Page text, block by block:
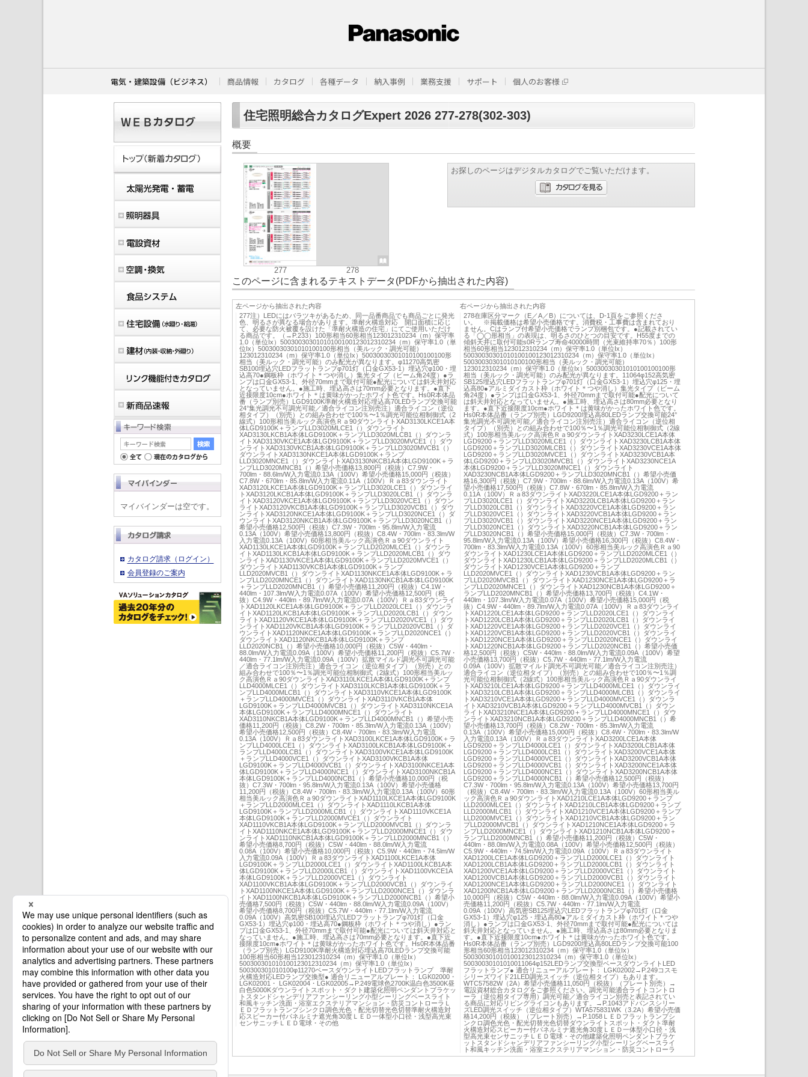
電気・建築設備（ビジネス） 商品情報 カタログ 各種データ 納入事例 業務支援 サポート 個人のお客様
住宅照明総合カタログExpert 2026 277-278(302-303)
概要
277 278
お探しのページはデジタルカタログでご覧いただけます。
このページに含まれるテキストデータ(PDFから抽出された内容)
左ページから抽出された内容
277注）LEDにはバラツキがあるため、同一品番商品でも商品ごとに発光
色、明るさが異なる場合があります。準耐火構造対応 開口面積に応じ
て、必要な防火被覆を設けた「準耐火構造の住宅」にてご使用いただけ
る商品です。（→P.233）100形相当60形相当123012310234（m）保守率
1.0（単位Ix）50030030301010100100123012310234（m）保守率1.0（単
位Ix）50030030301010100100形相当（美ルック・調光可能）
123012310234（m）保守率1.0（単位Ix）50030030301010100100100形
相当（美ルック・調光可能）のみ配光が異なります。φ11270高気密
SB100埋込穴LEDフラットランプφ701灯（口金GX53-1）埋込穴φ100・埋
込高70●鋼板枠（ホワイト＊つや消し）集光タイプ（ビーム角24度）●ラ
ンプは口金GX53-1、外径70mmまで取付可能●配光については斜天井対応
となっていません。●施工時、埋込高さは70mm必要となります。●直下
近接限度10cm●ホワイト＊は黄味がかったホワイト色です。Hs0R本体品
番（ランプ別売）LGD9100K準耐火構造対応埋込高70LEDランプ交換可能
24°集光調光不可調光可能／適合ライコン注別売注）適合ライコン（逆位
相タイプ）（別売）との組み合わせで100％〜1％調光可能位相制御式（2
線式）100形相当美ルック高演色Ｒａ90ダウンライトXAD3130LKCE1A本
体LGD9100K＋ランプLLD3020MLCE1（）ダウンライト
XAD3130LKCB1A本体LGD9100K＋ランプLLD3020MLCB1（）ダウンラ
イトXAD3130VKCE1A本体LGD9100K＋ランプLLD3020MVCE1（）ダウ
ンライトXAD3130VKCB1A本体LGD9100K＋ランプLLD3020MVCB1（）
ダウンライトXAD3130NKCE1A本体LGD9100K＋ランプ
LLD3020MNCE1（）ダウンライトXAD3130NKCB1A本体LGD9100K＋ラ
ンプLLD3020MNCB1（）希望小売価格13,800円（税抜）C7.9W・
700lm・88.6lm/W入力電流0.13A（100V）希望小売価格15,000円（税抜）
C7.8W・670lm・85.8lm/W入力電流0.11A（100V）Ｒａ83ダウンライト
XAD3120LKCE1A本体LGD9100K＋ランプLLD3020LCE1（）ダウンライ
トXAD3120LKCB1A本体LGD9100K＋ランプLLD3020LCB1（）ダウンラ
イトXAD3120VKCE1A本体LGD9100K＋ランプLLD3020VCE1（）ダウン
ライトXAD3120VKCB1A本体LGD9100K＋ランプLLD3020VCB1（）ダウ
ンライトXAD3120NKCE1A本体LGD9100K＋ランプLLD3020NCE1（）ダ
ウンライトXAD3120NKCB1A本体LGD9100K＋ランプLLD3020NCB1（）
希望小売価格12,500円（税抜）C7.3W・700lm・95.8lm/W入力電流
0.13A（100V）希望小売価格13,800円（税抜）C8.4W・700lm・83.3lm/W
入力電流0.13A（100V）60形相当美ルック高演色Ｒａ90ダウンライト
XAD1130LKCE1A本体LGD9100K＋ランプLLD2020MLCE1（）ダウンラ
イトXAD1130LKCB1A本体LGD9100K＋ランプLLD2020MLCB1（）ダウ
ンライトXAD1130VKCE1A本体LGD9100K＋ランプLLD2020MVCE1（）
ダウンライトXAD1130VKCB1A本体LGD9100K＋ランプ
LLD2020MVCB1（）ダウンライトXAD1130NKCE1A本体LGD9100K＋ラ
ンプLLD2020MNCE1（）ダウンライトXAD1130NKCB1A本体LGD9100K
＋ランプLLD2020MNCB1（）希望小売価格11,200円（税抜）C4.1W・
440lm・107.3lm/W入力電流0.07A（100V）希望小売価格12,500円（税
抜）C4.9W・440lm・89.7lm/W入力電流0.07A（100V）Ｒａ83ダウンライ
トXAD1120LKCE1A本体LGD9100K＋ランプLLD2020LCE1（）ダウンラ
イトXAD1120LKCB1A本体LGD9100K＋ランプLLD2020LCB1（）ダウン
ライトXAD1120VKCE1A本体LGD9100K＋ランプLLD2020VCE1（）ダウ
ンライトXAD1120VKCB1A本体LGD9100K＋ランプLLD2020VCB1（）ダ
ウンライトXAD1120NKCE1A本体LGD9100K＋ランプLLD2020NCE1（）
ダウンライトXAD1120NKCB1A本体LGD9100K＋ランプ
LLD2020NCB1（）希望小売価格10,000円（税抜）C5W・440lm・
88.0lm/W入力電流0.09A（100V）希望小売価格11,200円（税抜）C5.7W・
440lm・77.1lm/W入力電流0.09A（100V）拡散マイルド調光不可調光可能
／適合ライコン注別売注）適合ライコン（逆位相タイプ）（別売）との
組み合わせで100％〜1％調光可能位相制御式（2線式）100形相当美ルッ
ク高演色Ｒａ90ダウンライトXAD3110LKCE1A本体LGD9100K＋ランプ
LLD4000MLCE1（）ダウンライトXAD3110LKCB1A本体LGD9100K＋ラ
ンプLLD4000MLCB1（）ダウンライトXAD3110VKCE1A本体LGD9100K
＋ランプLLD4000MVCE1（）ダウンライトXAD3110VKCB1A本体
LGD9100K＋ランプLLD4000MVCB1（）ダウンライトXAD3110NKCE1A
本体LGD9100K＋ランプLLD4000MNCE1（）ダウンライト
XAD3110NKCB1A本体LGD9100K＋ランプLLD4000MNCB1（）希望小売
価格11,200円（税抜）C8.2W・700lm・85.3lm/W入力電流0.13A（100V）
希望小売価格12,500円（税抜）C8.4W・700lm・83.3lm/W入力電流
0.13A（100V）Ｒａ83ダウンライトXAD3100LKCE1A本体LGD9100K＋ラ
ンプLLD4000LCE1（）ダウンライトXAD3100LKCB1A本体LGD9100K＋
ランプLLD4000LCB1（）ダウンライトXAD3100VKCE1A本体LGD9100K
＋ランプLLD4000VCE1（）ダウンライトXAD3100VKCB1A本体
LGD9100K＋ランプLLD4000VCB1（）ダウンライトXAD3100NKCE1A本
体LGD9100K＋ランプLLD4000NCE1（）ダウンライトXAD3100NKCB1A
本体LGD9100K＋ランプLLD4000NCB1（）希望小売価格10,000円（税
抜）C7.3W・700lm・95.8lm/W入力電流0.13A（100V）希望小売価格
11,200円（税抜）C8.4W・700lm・83.3lm/W入力電流0.13A（100V）60形
相当美ルック高演色Ｒａ90ダウンライトXAD1110LKCE1A本体LGD9100K
＋ランプLLD2000MLCE1（）ダウンライトXAD1110LKCB1A本体
LGD9100K＋ランプLLD2000MLCB1（）ダウンライトXAD1110VKCE1A
本体LGD9100K＋ランプLLD2000MVCE1（）ダウンライト
XAD1110VKCB1A本体LGD9100K＋ランプLLD2000MVCB1（）ダウンラ
イトXAD1110NKCE1A本体LGD9100K＋ランプLLD2000MNCE1（）ダウ
ンライトXAD1110NKCB1A本体LGD9100K＋ランプLLD2000MNCB1（）
希望小売価格8,700円（税抜）C5W・440lm・88.0lm/W入力電流
0.08A（100V）希望小売価格10,000円（税抜）C5.9W・440lm・74.5lm/W
入力電流0.09A（100V）Ｒａ83ダウンライトXAD1100LKCE1A本体
LGD9100K＋ランプLLD2000LCE1（）ダウンライトXAD1100LKCB1A本
体LGD9100K＋ランプLLD2000LCB1（）ダウンライトXAD1100VKCE1A
本体LGD9100K＋ランプLLD2000VCE1（）ダウンライト
XAD1100VKCB1A本体LGD9100K＋ランプLLD2000VCB1（）ダウンライ
トXAD1100NKCE1A本体LGD9100K＋ランプLLD2000NCE1（）ダウンラ
イトXAD1100NKCB1A本体LGD9100K＋ランプLLD2000NCB1（）希望小
売価格7,500円（税抜）C5W・440lm・88.0lm/W入力電流0.09A（100V）
希望小売価格8,700円（税抜）C5.7W・440lm・77.1lm/W入力電流
0.09A（100V）高気密SB100埋込穴LEDフラットランプφ701灯（口金
GX53-1）埋込穴φ100・埋込高70●鋼板枠（ホワイト＊つや消し）●ラン
プは口金GX53-1、外径70mmまで取付可能●配光については斜天井対応と
なっていません。●施工時、埋込高さは70mm必要となります。●直下近
接限度10cm●ホワイト＊は黄味がかったホワイト色です。Hs0R本体品番
（ランプ別売）LGD9100K準耐火構造対応埋込高70LEDランプ交換可能
100形相当60形相当123012310234（m）保守率1.0（単位Ix）
500300301010100123012310234（m）保守率1.0（単位Ix）
500300301010100φ11270ベースダウンライトLEDフラットランプ 準耐
火構造対応LEDランプ交換型● 適合リニューアルプレート： LGK02000・
LGK02001・ LGK02004・LGK02005→P.249電球色2700K温白色3500K昼
白色5000Kダウンライトスポット・ダクト建築化照明ペンダントブラケッ
トスタンドシャンデリアファンシーリング小型シーリングベースライト
和風キッチン洗面・浴室エクステリアマンション・防災コントローラＬ
ＥＤフラットランプシンクロ調色光色・配光切替光色切替準耐火構造対
応スピーカー付パネルミナ遮光角30度ＬＥＤ一体型小口径・浅型高光束
センサニッチＬＥＤ電球・その他
右ページから抽出された内容
278在庫区分マーク（E／A／B）については、D-1頁をご参照くださ
い。 ※掲載価格は希望小売価格です。消費税・工事費は含まれており
ません。Cはランプ付希望小売価格でランプ別梱包です。●記載されてい
る「◯◯形相当」の表現は、明るさのひとつの目安です。H55度までの
傾斜天井に取付可能s0Rランプ寿命40000時間（光束維持率70％）100形
相当60形相当123012310234（m）保守率1.0（単位Ix）
50030030301010100100123012310234（m）保守率1.0（単位Ix）
50030030301010100100形相当（美ルック・調光可能）
123012310234（m）保守率1.0（単位Ix）50030030301010100100100形
相当（美ルック・調光可能）のみ配光が異なります。11064φ152高気密
SB125埋込穴LEDフラットランプφ701灯（口金GX53-1）埋込穴φ125・埋
込高80●アルミダイカスト枠（ホワイト＊つや消し）集光タイプ（ビーム
角24度）●ランプは口金GX53-1、外径70mmまで取付可能●配光について
は斜天井対応となっていません。●施工時、埋込高さは80mm必要となり
ます。●直下近接限度10cm●ホワイト＊は黄味がかったホワイト色です。
Hs0R本体品番（ランプ別売）LGD9200埋込高80LEDランプ交換可能24°
集光調光不可調光可能／適合ライコン注別売注）適合ライコン（逆位相
タイプ）（別売）との組み合わせで100％〜1％調光可能位相制御式（2線
式）100形相当美ルック高演色Ｒａ90ダウンライトXAD3230LCE1A本体
LGD9200＋ランプLLD3020MLCE1（）ダウンライトXAD3230LCB1A本体
LGD9200＋ランプLLD3020MLCB1（）ダウンライトXAD3230VCE1A本体
LGD9200＋ランプLLD3020MVCE1（）ダウンライトXAD3230VCB1A本
体LGD9200＋ランプLLD3020MVCB1（）ダウンライトXAD3230NCE1A
本体LGD9200＋ランプLLD3020MNCE1（）ダウンライト
XAD3230NCB1A本体LGD9200＋ランプLLD3020MNCB1（）希望小売価
格16,300円（税抜）C7.9W・700lm・88.6lm/W入力電流0.13A（100V）希
望小売価格17,500円（税抜）C7.8W・670lm・85.8lm/W入力電流
0.11A（100V）Ｒａ83ダウンライトXAD3220LCE1A本体LGD9200＋ラン
プLLD3020LCE1（）ダウンライトXAD3220LCB1A本体LGD9200＋ラン
プLLD3020LCB1（）ダウンライトXAD3220VCE1A本体LGD9200＋ラン
プLLD3020VCE1（）ダウンライトXAD3220VCB1A本体LGD9200＋ラン
プLLD3020VCB1（）ダウンライトXAD3220NCE1A本体LGD9200＋ラン
プLLD3020NCE1（）ダウンライトXAD3220NCB1A本体LGD9200＋ラン
プLLD3020NCB1（）希望小売価格15,000円（税抜）C7.3W・700lm・
95.8lm/W入力電流0.13A（100V）希望小売価格16,300円（税抜）C8.4W・
700lm・83.3lm/W入力電流0.13A（100V）60形相当美ルック高演色Ｒａ90
ダウンライトXAD1230LCE1A本体LGD9200＋ランプLLD2020MLCE1（）
ダウンライトXAD1230LCB1A本体LGD9200＋ランプLLD2020MLCB1（）
ダウンライトXAD1230VCE1A本体LGD9200＋ランプ
LLD2020MVCE1（）ダウンライトXAD1230VCB1A本体LGD9200＋ラン
プLLD2020MVCB1（）ダウンライトXAD1230NCE1A本体LGD9200＋ラ
ンプLLD2020MNCE1（）ダウンライトXAD1230NCB1A本体LGD9200＋
ランプLLD2020MNCB1（）希望小売価格13,700円（税抜）C4.1W・
440lm・107.3lm/W入力電流0.07A（100V）希望小売価格15,000円（税
抜）C4.9W・440lm・89.7lm/W入力電流0.07A（100V）Ｒａ83ダウンライ
トXAD1220LCE1A本体LGD9200＋ランプLLD2020LCE1（）ダウンライ
トXAD1220LCB1A本体LGD9200＋ランプLLD2020LCB1（）ダウンライ
トXAD1220VCE1A本体LGD9200＋ランプLLD2020VCE1（）ダウンライ
トXAD1220VCB1A本体LGD9200＋ランプLLD2020VCB1（）ダウンライ
トXAD1220NCE1A本体LGD9200＋ランプLLD2020NCE1（）ダウンライ
トXAD1220NCB1A本体LGD9200＋ランプLLD2020NCB1（）希望小売価
格12,500円（税抜）C5W・440lm・88.0lm/W入力電流0.09A（100V）希望
小売価格13,700円（税抜）C5.7W・440lm・77.1lm/W入力電流
0.09A（100V）拡散マイルド調光不可調光可能／適合ライコン注別売注）
適合ライコン（逆位相タイプ）（別売）との組み合わせで100％〜1％調
光可能位相制御式（2線式）100形相当美ルック高演色Ｒａ90ダウンライ
トXAD3210LCE1A本体LGD9200＋ランプLLD4000MLCE1（）ダウンライ
トXAD3210LCB1A本体LGD9200＋ランプLLD4000MLCB1（）ダウンライ
トXAD3210VCE1A本体LGD9200＋ランプLLD4000MVCE1（）ダウンラ
イトXAD3210VCB1A本体LGD9200＋ランプLLD4000MVCB1（）ダウン
ライトXAD3210NCE1A本体LGD9200＋ランプLLD4000MNCE1（）ダウ
ンライトXAD3210NCB1A本体LGD9200＋ランプLLD4000MNCB1（）希
望小売価格13,700円（税抜）C8.2W・700lm・85.3lm/W入力電流
0.13A（100V）希望小売価格15,000円（税抜）C8.4W・700lm・83.3lm/W
入力電流0.13A（100V）Ｒａ83ダウンライトXAD3200LCE1A本体
LGD9200＋ランプLLD4000LCE1（）ダウンライトXAD3200LCB1A本体
LGD9200＋ランプLLD4000LCB1（）ダウンライトXAD3200VCE1A本体
LGD9200＋ランプLLD4000VCE1（）ダウンライトXAD3200VCB1A本体
LGD9200＋ランプLLD4000VCB1（）ダウンライトXAD3200NCE1A本体
LGD9200＋ランプLLD4000NCE1（）ダウンライトXAD3200NCB1A本体
LGD9200＋ランプLLD4000NCB1（）希望小売価格12,500円（税抜）
C7.3W・700lm・95.8lm/W入力電流0.13A（100V）希望小売価格13,700円
（税抜）C8.4W・700lm・83.3lm/W入力電流0.13A（100V）60形相当美ル
ック高演色Ｒａ90ダウンライトXAD1210LCE1A本体LGD9200＋ランプ
LLD2000MLCE1（）ダウンライトXAD1210LCB1A本体LGD9200＋ランプ
LLD2000MLCB1（）ダウンライトXAD1210VCE1A本体LGD9200＋ランプ
LLD2000MVCE1（）ダウンライトXAD1210VCB1A本体LGD9200＋ラン
プLLD2000MVCB1（）ダウンライトXAD1210NCE1A本体LGD9200＋ラ
ンプLLD2000MNCE1（）ダウンライトXAD1210NCB1A本体LGD9200＋
ランプLLD2000MNCB1（）希望小売価格11,200円（税抜）C5W・
440lm・88.0lm/W入力電流0.08A（100V）希望小売価格12,500円（税抜）
C5.9W・440lm・74.5lm/W入力電流0.09A（100V）Ｒａ83ダウンライト
XAD1200LCE1A本体LGD9200＋ランプLLD2000LCE1（）ダウンライト
XAD1200LCB1A本体LGD9200＋ランプLLD2000LCB1（）ダウンライト
XAD1200VCE1A本体LGD9200＋ランプLLD2000VCE1（）ダウンライト
XAD1200VCB1A本体LGD9200＋ランプLLD2000VCB1（）ダウンライト
XAD1200NCE1A本体LGD9200＋ランプLLD2000NCE1（）ダウンライト
XAD1200NCB1A本体LGD9200＋ランプLLD2000NCB1（）希望小売価格
10,000円（税抜）C5W・440lm・88.0lm/W入力電流0.09A（100V）希望小
売価格11,200円（税抜）C5.7W・440lm・77.1lm/W入力電流
0.09A（100V）高気密SB125埋込穴LEDフラットランプφ701灯（口金
GX53-1）埋込穴φ125・埋込高80●アルミダイカスト枠（ホワイト＊つや
消し）●ランプは口金GX53-1、外径70mmまで取付可能●配光については
斜天井対応となっていません。●施工時、埋込高さは80mm必要となりま
す。●直下近接限度10cm●ホワイト＊は黄味がかったホワイト色です。
Hs0R本体品番（ランプ別売）LGD9200埋込高80LEDランプ交換可能100
形相当60形相当123012310234（m）保守率1.0（単位Ix）
500300301010100123012310234（m）保守率1.0（単位Ix）
50030030101010011064φ152LEDランプ交換型ベースダウンライトLED
フラットランプ● 適合リニューアルプレート： LGK02002→P.249コスモ
シリーズワイド21LED調光スイッチ（逆位相タイプ）もあります。
WTC57582W（2A）希望小売価格11,050円（税抜）（プレート別売）→
電設資材総合カタログをご参照ください。調光可能適合ライトコントロ
ーラ（逆位相タイプ専用）調光可能／適合ライコン別売と表記されてい
る商品に対応リビングライコンもあります。→P.1043アドバンスシリー
ズLED調光スイッチ（逆位相タイプ）WTA575831WK（3.2A）希望小売価
格14,200円（税抜）（プレート別売）→P.1058ＬＥＤフラットランプシ
ンクロ調色光色・配光切替光色切替ダウンライトスポット・ダクト準耐
火構造対応スピーカー付パネルミナ遮光角30度ＬＥＤ一体型小口径・浅
型高光束センサニッチＬＥＤ電球・その他建築化照明ペンダントブラケ
ットスタンドシャンデリアファンシーリング小型シーリングベースライ
ト和風キッチン洗面・浴室エクステリアマンション・防災コントローラ
マイバインダーは空です。
カタログ請求（ログイン）
会員登録のご案内